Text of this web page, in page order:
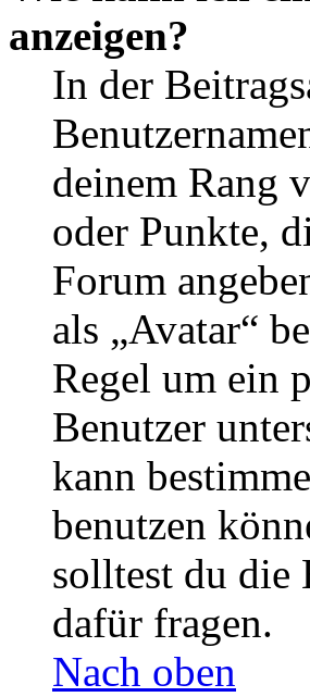
anzeigen?
In der
deinem Rang
oder Punkte,
Forum
als „Avatar“
Regel um ein
Benutzer
kann
benutzen
solltest du die
dafür fragen.
Nach oben